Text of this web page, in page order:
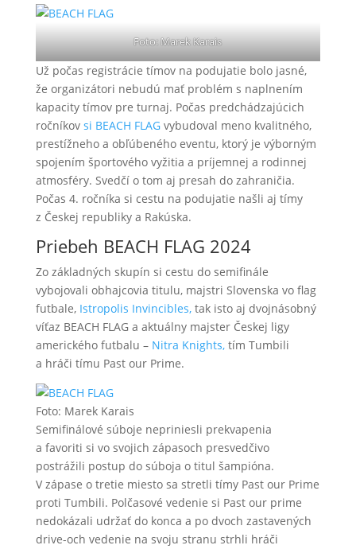
Foto: Marek Karais
Už počas registrácie tímov na podujatie bolo jasné,
že organizátori nebudú mať problém s naplnením
kapacity tímov pre turnaj. Počas predchádzajúcich
ročníkov si BEACH FLAG vybudoval meno kvalitného,
prestížneho a obľúbeného eventu, ktorý je výborným
spojením športového vyžitia a príjemnej a rodinnej
atmosféry. Svedčí o tom aj presah do zahraničia.
Počas 4. ročníka si cestu na podujatie našli aj tímy
z Českej republiky a Rakúska.
Priebeh BEACH FLAG 2024
Zo základných skupín si cestu do semifinále
vybojovali obhajcovia titulu, majstri Slovenska vo flag
futbale,Istropolis Invincibles,tak isto aj dvojnásobný
víťaz BEACH FLAG a aktuálny majster Českej ligy
amerického futbalu – Nitra Knights,tím Tumbili
a hráči tímu Past our Prime.
Foto: Marek Karais
Semifinálové súboje nepriniesli prekvapenia
a favoriti si vo svojich zápasoch presvedčivo
postrážili postup do súboja o titul šampióna.
V zápase o tretie miesto sa stretli tímy Past our Prime
proti Tumbili. Polčasové vedenie si Past our prime
nedokázali udržať do konca a po dvoch zastavených
drive-och vedenie na svoju stranu strhli hráči